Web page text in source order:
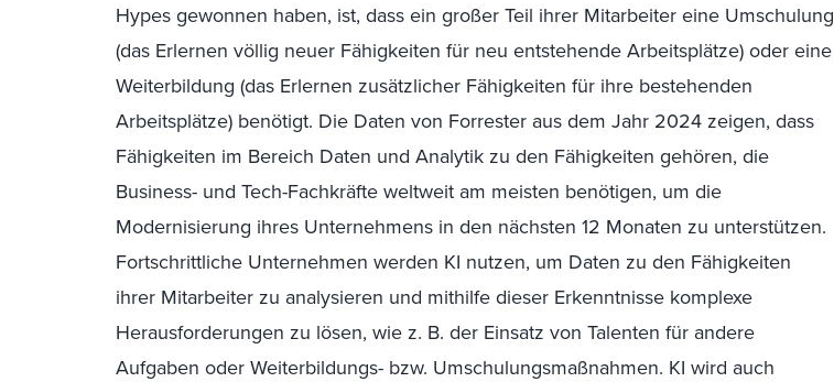
Hypes gewonnen haben, ist, dass ein großer Teil ihrer Mitarbeiter eine Umschulung
(das Erlernen völlig neuer Fähigkeiten für neu entstehende Arbeitsplätze) oder eine
Weiterbildung (das Erlernen zusätzlicher Fähigkeiten für ihre bestehenden
Arbeitsplätze) benötigt. Die Daten von Forrester aus dem Jahr 2024 zeigen, dass
Fähigkeiten im Bereich Daten und Analytik zu den Fähigkeiten gehören, die
Business- und Tech-Fachkräfte weltweit am meisten benötigen, um die
Modernisierung ihres Unternehmens in den nächsten 12 Monaten zu unterstützen.
Fortschrittliche Unternehmen werden KI nutzen, um Daten zu den Fähigkeiten
ihrer Mitarbeiter zu analysieren und mithilfe dieser Erkenntnisse komplexe
Herausforderungen zu lösen, wie z. B. der Einsatz von Talenten für andere
Aufgaben oder Weiterbildungs- bzw. Umschulungsmaßnahmen. KI wird auch